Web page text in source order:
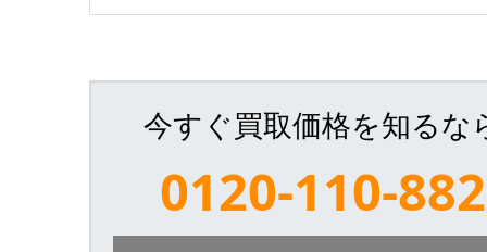
今すぐ買取価格を知るな
0120-110-882